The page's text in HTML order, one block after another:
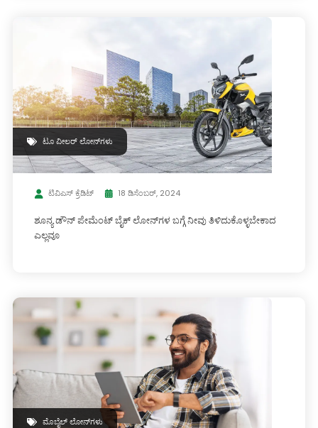
ಟೂ ವೀಲರ್ ಲೋನ್‌ಗಳು
ಟಿವಿಎಸ್ ಕ್ರೆಡಿಟ್ 18 ಡಿಸೆಂಬರ್, 2024
ಶೂನ್ಯ ಡೌನ್ ಪೇಮೆಂಟ್ ಬೈಕ್ ಲೋನ್‌ಗಳ ಬಗ್ಗೆ ನೀವು ತಿಳಿದುಕೊಳ್ಳಬೇಕಾದ
ಎಲ್ಲವೂ
ಮೊಬೈಲ್ ಲೋನ್‌ಗಳು